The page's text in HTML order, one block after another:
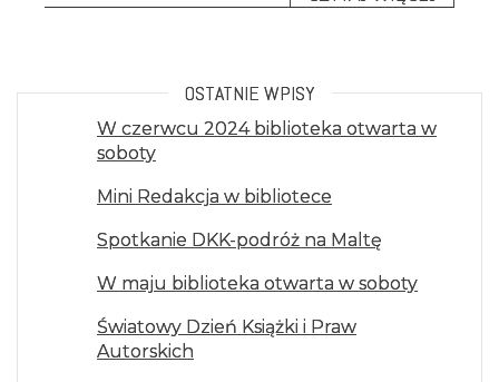
OSTATNIE WPISY
W czerwcu 2024 biblioteka otwarta w
soboty
Mini Redakcja w bibliotece
Spotkanie DKK-podróż na Maltę
W maju biblioteka otwarta w soboty
Światowy Dzień Książki i Praw
Autorskich